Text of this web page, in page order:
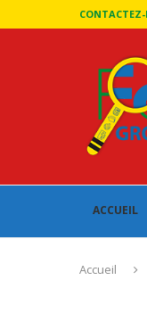
ACCUEIL
Accueil